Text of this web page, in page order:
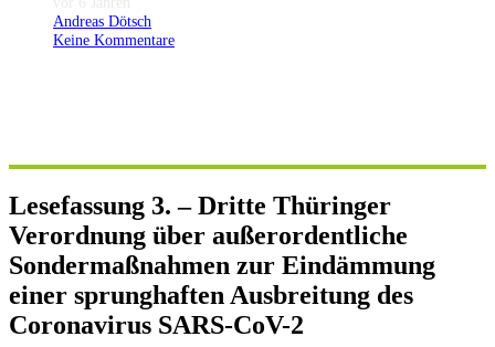
Andreas Dötsch
Keine Kommentare
Lesefassung 3. – Dritte Thüringer
Verordnung über außerordentliche
Sondermaßnahmen zur Eindämmung
einer sprunghaften Ausbreitung des
Coronavirus SARS-CoV-2